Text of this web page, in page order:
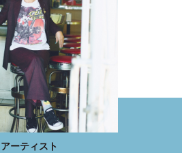
アーティスト